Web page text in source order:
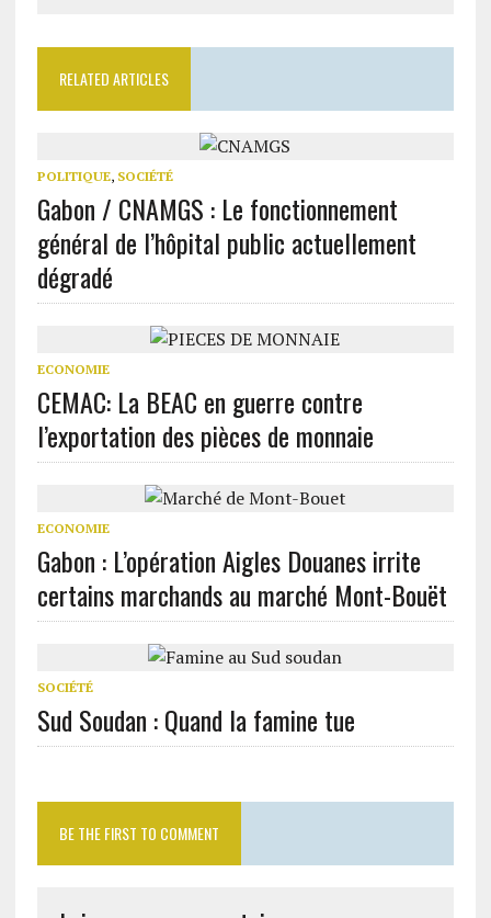
RELATED ARTICLES
POLITIQUE, SOCIÉTÉ
Gabon / CNAMGS : Le fonctionnement
général de l’hôpital public actuellement
dégradé
ECONOMIE
CEMAC: La BEAC en guerre contre
l’exportation des pièces de monnaie
ECONOMIE
Gabon : L’opération Aigles Douanes irrite
certains marchands au marché Mont-Bouët
SOCIÉTÉ
Sud Soudan : Quand la famine tue
BE THE FIRST TO COMMENT